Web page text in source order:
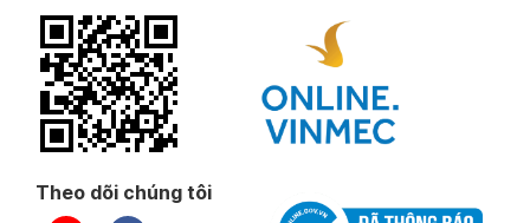
Theo dõi chúng tôi